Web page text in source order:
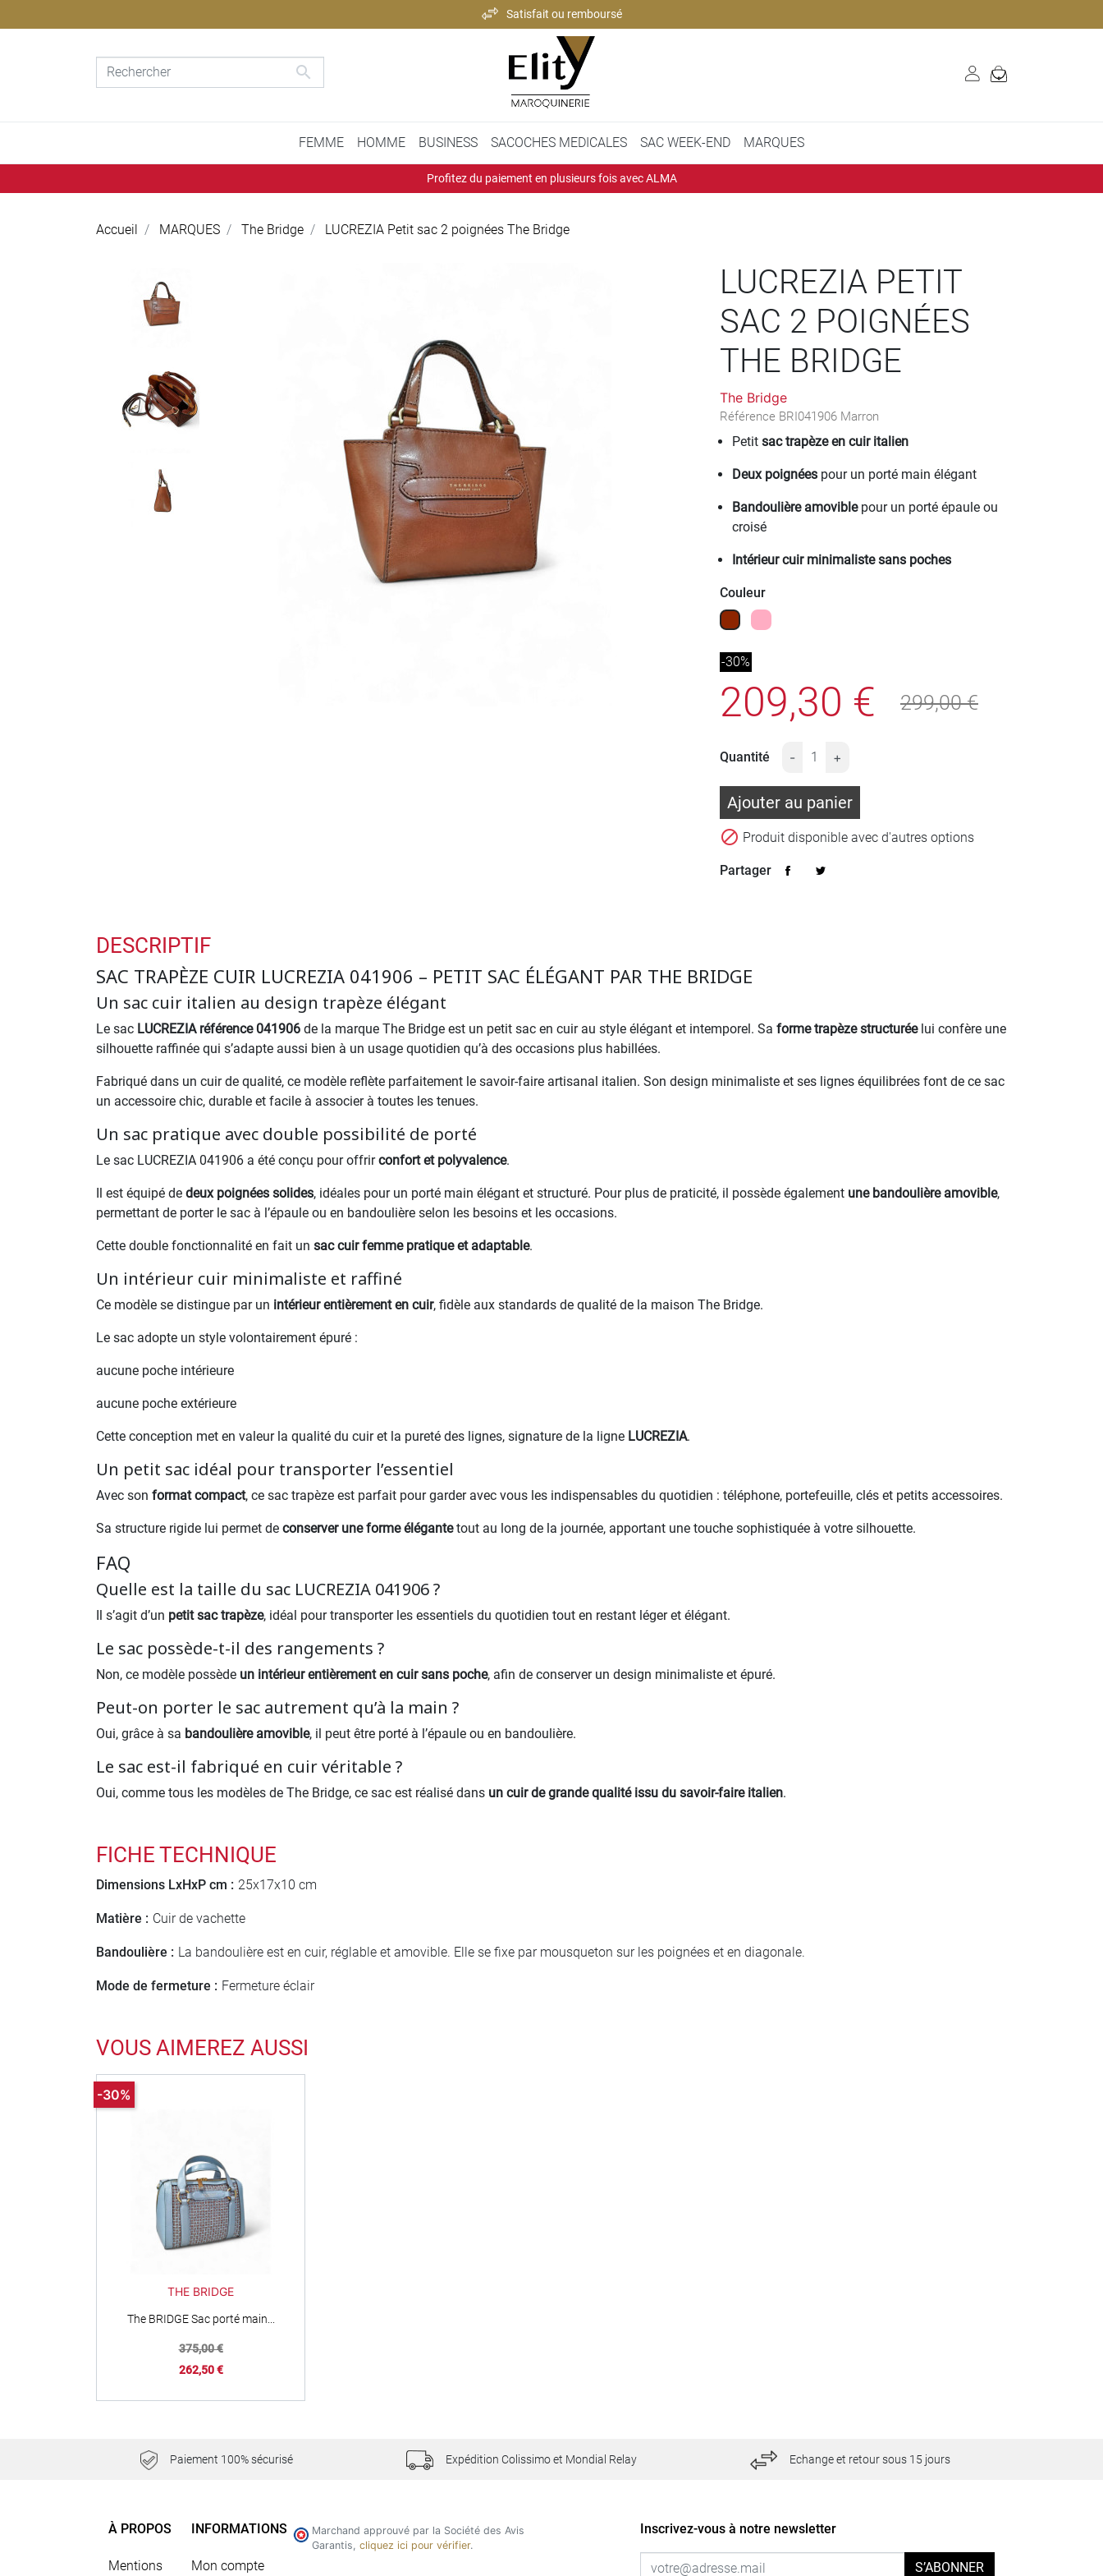
Satisfait ou remboursé
Paiement 100% sécurisé
Expédition rapide et soignée

FEMME HOMME BUSINESS SACOCHES MEDICALES SAC WEEK-END MARQUES
Profitez du paiement en plusieurs fois avec ALMA
Accueil MARQUES The Bridge LUCREZIA Petit sac 2 poignées The Bridge
LUCREZIA PETIT
SAC 2 POIGNÉES
THE BRIDGE
The Bridge
Référence BRI041906 Marron
Petit sac trapèze en cuir italien
Deux poignées pour un porté main élégant
Bandoulière amoviblepour un porté épaule ou
croisé
Intérieur cuir minimaliste sans poches
Couleur
MarronRose
-30%
209,30 € 299,00 €
Quantité - +
Ajouter au panier
 Produit disponible avec d'autres options
Partager
DESCRIPTIF
SAC TRAPÈZE CUIR LUCREZIA 041906 – PETIT SAC ÉLÉGANT PAR THE BRIDGE
Un sac cuir italien au design trapèze élégant
Le sac LUCREZIA référence 041906 de la marque The Bridge est un petit sac en cuir au style élégant et intemporel. Sa forme trapèze structuréelui confère une
silhouette raffinée qui s’adapte aussi bien à un usage quotidien qu’à des occasions plus habillées.
Fabriqué dans un cuir de qualité, ce modèle reflète parfaitement le savoir-faire artisanal italien. Son design minimaliste et ses lignes équilibrées font de ce sac
un accessoire chic, durable et facile à associer à toutes les tenues.
Un sac pratique avec double possibilité de porté
Le sac LUCREZIA 041906 a été conçu pour offrirconfort et polyvalence.
Il est équipé de deux poignées solides, idéales pour un porté main élégant et structuré. Pour plus de praticité, il possède également une bandoulière amovible,
permettant de porter le sac à l’épaule ou en bandoulière selon les besoins et les occasions.
Cette double fonctionnalité en fait un sac cuir femme pratique et adaptable.
Un intérieur cuir minimaliste et raffiné
Ce modèle se distingue par un intérieur entièrement en cuir, fidèle aux standards de qualité de la maison The Bridge.
Le sac adopte un style volontairement épuré :
aucune poche intérieure
aucune poche extérieure
Cette conception met en valeur la qualité du cuir et la pureté des lignes, signature de la ligne LUCREZIA.
Un petit sac idéal pour transporter l’essentiel
Avec son format compact, ce sac trapèze est parfait pour garder avec vous les indispensables du quotidien : téléphone, portefeuille, clés et petits accessoires.
Sa structure rigide lui permet de conserver une forme élégantetout au long de la journée, apportant une touche sophistiquée à votre silhouette.
FAQ
Quelle est la taille du sac LUCREZIA 041906 ?
Il s’agit d’un petit sac trapèze, idéal pour transporter les essentiels du quotidien tout en restant léger et élégant.
Le sac possède-t-il des rangements ?
Non, ce modèle possède un intérieur entièrement en cuir sans poche, afin de conserver un design minimaliste et épuré.
Peut-on porter le sac autrement qu’à la main ?
Oui, grâce à sa bandoulière amovible, il peut être porté à l’épaule ou en bandoulière.
Le sac est-il fabriqué en cuir véritable ?
Oui, comme tous les modèles de The Bridge, ce sac est réalisé dans un cuir de grande qualité issu du savoir-faire italien.
FICHE TECHNIQUE
Dimensions LxHxP cm : 25x17x10 cm
Matière : Cuir de vachette
Bandoulière : La bandoulière est en cuir, réglable et amovible. Elle se fixe par mousqueton sur les poignées et en diagonale.
Mode de fermeture : Fermeture éclair
VOUS AIMEREZ AUSSI
THE BRIDGE
The BRIDGE Sac porté main...
Prix de base
375,00 €
Prix
262,50 €
-30%
Paiement 100% sécurisé Expédition Colissimo et Mondial Relay Echange et retour sous 15 jours
À PROPOS
Mentions
INFORMATIONS
Mon compte
Marchand approuvé par la Société des Avis
Garantis, cliquez ici pour vérifier.
Inscrivez-vous à notre newsletter
S’ABONNER